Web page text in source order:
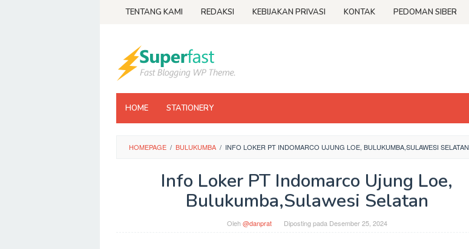
TENTANG KAMI REDAKSI KEBIJAKAN PRIVASI KONTAK PEDOMAN SIBER
HOME STATIONERY
HOMEPAGE / BULUKUMBA / INFO LOKER PT INDOMARCO UJUNG LOE, BULUKUMBA,SULAWESI SELATAN
Info Loker PT Indomarco Ujung Loe,
Bulukumba,Sulawesi Selatan
Oleh@danprat Diposting pada Desember 25, 2024